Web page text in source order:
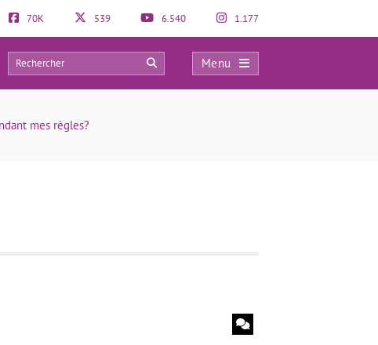
70K 539 6.540 1.177
Menu
0
mes règles?